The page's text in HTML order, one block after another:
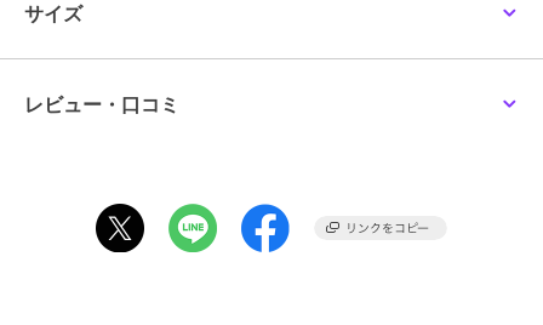
サイズ
素材
人工皮革
サイズ
レビュー・口コミ